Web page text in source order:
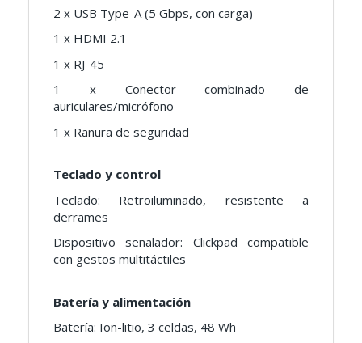
2 x USB Type-A (5 Gbps, con carga)
1 x HDMI 2.1
1 x RJ-45
1 x Conector combinado de
auriculares/micrófono
1 x Ranura de seguridad
Teclado y control
Teclado: Retroiluminado, resistente a
derrames
Dispositivo señalador: Clickpad compatible
con gestos multitáctiles
Batería y alimentación
Batería: Ion-litio, 3 celdas, 48 Wh